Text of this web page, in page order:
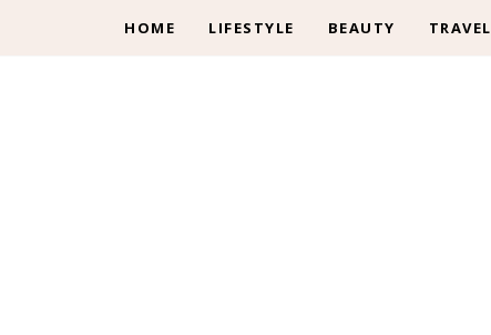
HOME LIFESTYLE BEAUTY TRAVEL